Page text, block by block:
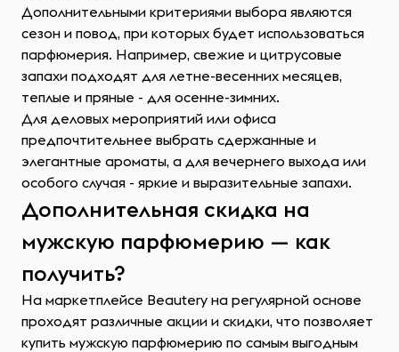
Дополнительными критериями выбора являются
сезон и повод, при которых будет использоваться
парфюмерия. Например, свежие и цитрусовые
запахи подходят для летне-весенних месяцев,
теплые и пряные - для осенне-зимних.
Для деловых мероприятий или офиса
предпочтительнее выбрать сдержанные и
элегантные ароматы, а для вечернего выхода или
особого случая - яркие и выразительные запахи.
Дополнительная скидка на
мужскую парфюмерию — как
получить?
На маркетплейсе Beautery на регулярной основе
проходят различные акции и скидки, что позволяет
купить мужскую парфюмерию по самым выгодным